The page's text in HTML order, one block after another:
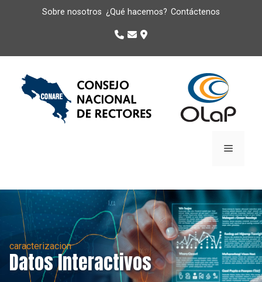
Sobre nosotros ¿Qué hacemos? Contáctenos
caracterizacion
Datos Interactivos